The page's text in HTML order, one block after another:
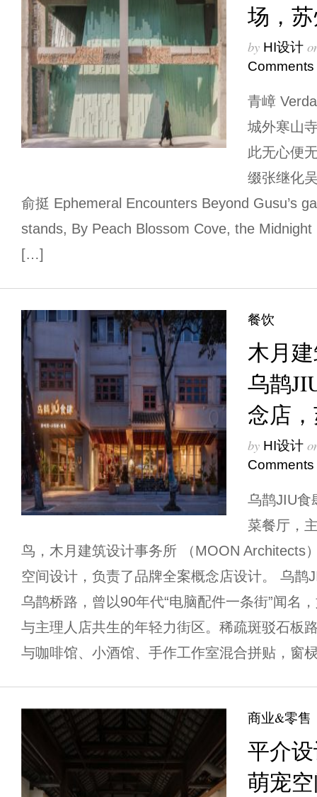
场，
by HI设计
Comments
青嶂
城外寒山
此无心便
缀张继化
俞挺 Ephemeral Encounters Beyond Gusu’s
stands, By Peach Blossom Cove, the
[…]
餐饮
木月
乌鹊
念店
by HI设计
Comments
乌鹊JIU食
菜餐厅，
鸟，木月建筑设计事务所 （MOON Architects
空间设计，负责了品牌全案概念店设计。 乌鹊
乌鹊桥路，曾以90年代“电脑配件一条街”闻名
与主理人店共生的年轻力街区。稀疏斑驳石板
与咖啡馆、小酒馆、手作工作室混合拼贴，窗
商业&零售
平介
萌宠